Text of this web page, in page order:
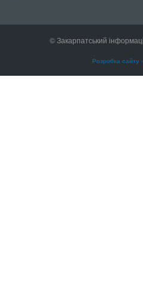
© Закарпатський
Розробка сайту